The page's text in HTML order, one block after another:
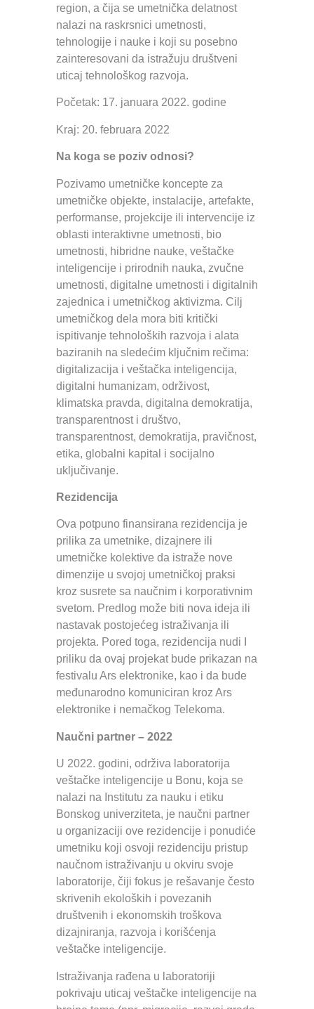
region, a čija se umetnička delatnost
nalazi na raskrsnici umetnosti,
tehnologije i nauke i koji su posebno
zainteresovani da istražuju društveni
uticaj tehnološkog razvoja.
Početak: 17. januara 2022. godine
Kraj: 20. februara 2022
Na koga se poziv odnosi?
Pozivamo umetničke koncepte za
umetničke objekte, instalacije, artefakte,
performanse, projekcije ili intervencije iz
oblasti interaktivne umetnosti, bio
umetnosti, hibridne nauke, veštačke
inteligencije i prirodnih nauka, zvučne
umetnosti, digitalne umetnosti i digitalnih
zajednica i umetničkog aktivizma. Cilj
umetničkog dela mora biti kritički
ispitivanje tehnoloških razvoja i alata
baziranih na sledećim ključnim rečima:
digitalizacija i veštačka inteligencija,
digitalni humanizam, održivost,
klimatska pravda, digitalna demokratija,
transparentnost i društvo,
transparentnost, demokratija, pravičnost,
etika, globalni kapital i socijalno
uključivanje.
Rezidencija
Ova potpuno finansirana rezidencija je
prilika za umetnike, dizajnere ili
umetničke kolektive da istraže nove
dimenzije u svojoj umetničkoj praksi
kroz susrete sa naučnim i korporativnim
svetom. Predlog može biti nova ideja ili
nastavak postojećeg istraživanja ili
projekta. Pored toga, rezidencija nudi I
priliku da ovaj projekat bude prikazan na
festivalu Ars elektronike, kao i da bude
međunarodno komuniciran kroz Ars
elektronike i nemačkog Telekoma.
Naučni partner – 2022
U 2022. godini, održiva laboratorija
veštačke inteligencije u Bonu, koja se
nalazi na Institutu za nauku i etiku
Bonskog univerziteta, je naučni partner
u organizaciji ove rezidencije i ponudiće
umetniku koji osvoji rezidenciju pristup
naučnom istraživanju u okviru svoje
laboratorije, čiji fokus je rešavanje često
skrivenih ekoloških i povezanih
društvenih i ekonomskih troškova
dizajniranja, razvoja i korišćenja
veštačke inteligencije.
Istraživanja rađena u laboratoriji
pokrivaju uticaj veštačke inteligencije na